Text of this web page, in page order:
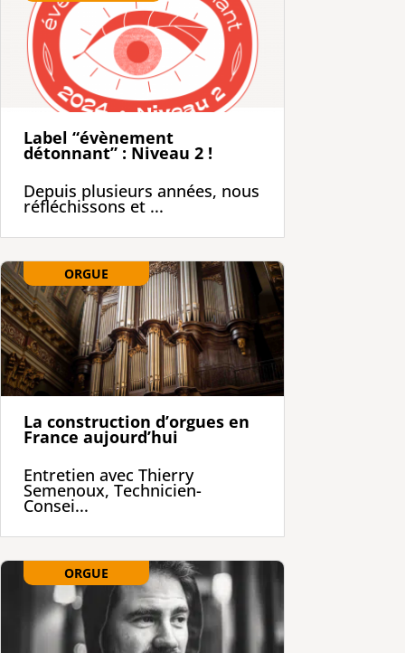
Label “évènement
détonnant” : Niveau 2 !
Depuis plusieurs années, nous
réfléchissons et ...
ORGUE
La construction d’orgues en
France aujourd’hui
Entretien avec Thierry
Semenoux, Technicien-
Consei...
ORGUE